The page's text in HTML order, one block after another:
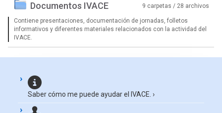
Documentos IVACE 9 carpetas / 28 archivos
Contiene presentaciones, documentación de jornadas, folletos
informativos y diferentes materiales relacionados con la actividad del
IVACE.
Saber cómo me puede ayudar el IVACE. ›